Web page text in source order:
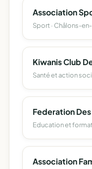
Sport · Châlons-
Kiwanis Club
Santé et action
Education et